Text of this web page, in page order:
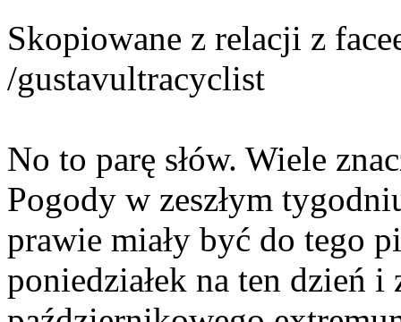
Skopiowane z relacji z
/gustavultracyclist
No to parę słów. Wiele
Pogody w zeszłym
prawie miały być do tego
poniedziałek na ten dzień i